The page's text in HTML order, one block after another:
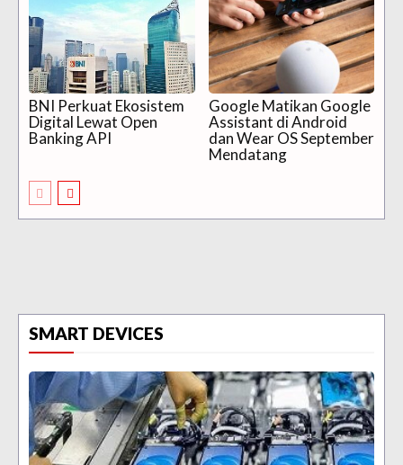
BNI Perkuat Ekosistem
Digital Lewat Open
Banking API
Google Matikan Google
Assistant di Android
dan Wear OS September
Mendatang
SMART DEVICES